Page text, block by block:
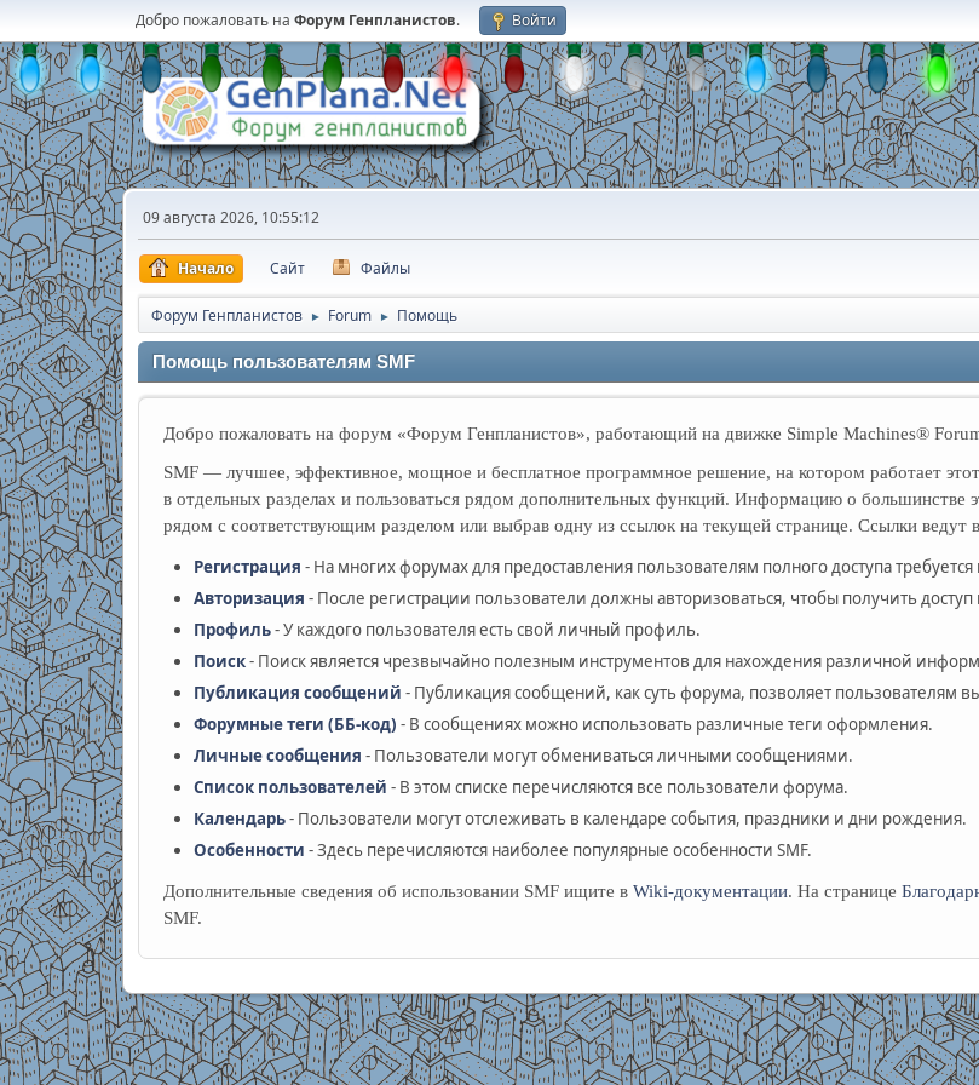
Добро пожаловать на Форум Генпланистов. Войти
09 августа 2026, 10:55:12
Начало Сайт Файлы
Форум Генпланистов ► Forum ► Помощь
Помощь пользователям SMF
Добро пожаловать на форум «Форум Генпланистов», работающий на движке Simple Machines®
SMF — лучшее, эффективное, мощное и бесплатное программное решение, на котором работает
в отдельных разделах и пользоваться рядом дополнительных функций. Информацию о большинстве
рядом с соответствующим разделом или выбрав одну из ссылок на текущей странице. Ссылки ведут
Регистрация - На многих форумах для предоставления пользователям полного доступа
Авторизация - После регистрации пользователи должны авторизоваться, чтобы получить доступ
Профиль- У каждого пользователя есть свой личный профиль.
Поиск- Поиск является чрезвычайно полезным инструментов для нахождения различной
Публикация сообщений - Публикация сообщений, как суть форума, позволяет пользователям
Форумные теги (ББ-код) - В сообщениях можно использовать различные теги оформления.
Личные сообщения - Пользователи могут обмениваться личными сообщениями.
Список пользователей - В этом списке перечисляются все пользователи форума.
Календарь- Пользователи могут отслеживать в календаре события, праздники и дни рождения.
Особенности - Здесь перечисляются наиболее популярные особенности SMF.
Дополнительные сведения об использовании SMF ищите в Wiki-документации. На странице
SMF.